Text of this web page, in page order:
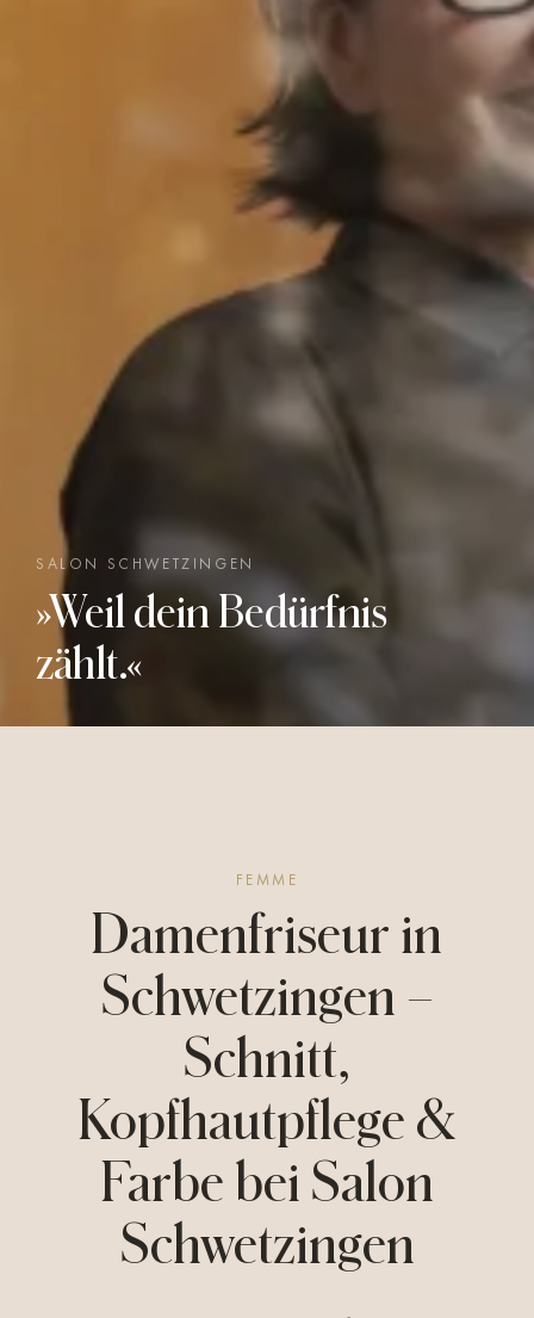
SALON SCHWETZINGEN
»Weil dein Bedürfnis
zählt.«
FEMME
Damenfriseur in
Schwetzingen –
Schnitt,
Kopfhautpflege &
Farbe bei Salon
Schwetzingen